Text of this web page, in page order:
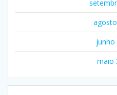
junho
maio